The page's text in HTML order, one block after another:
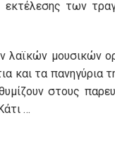
των
μουσικών
και τα πανηγύρια
στους
…